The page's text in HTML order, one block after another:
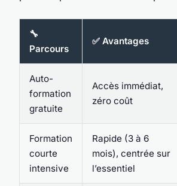
🔧
Parcours
✅ Avantages
Auto-
formation
gratuite
Accès immédiat,
zéro coût
Formation
courte
intensive
Rapide (3 à 6
mois), centrée sur
l’essentiel